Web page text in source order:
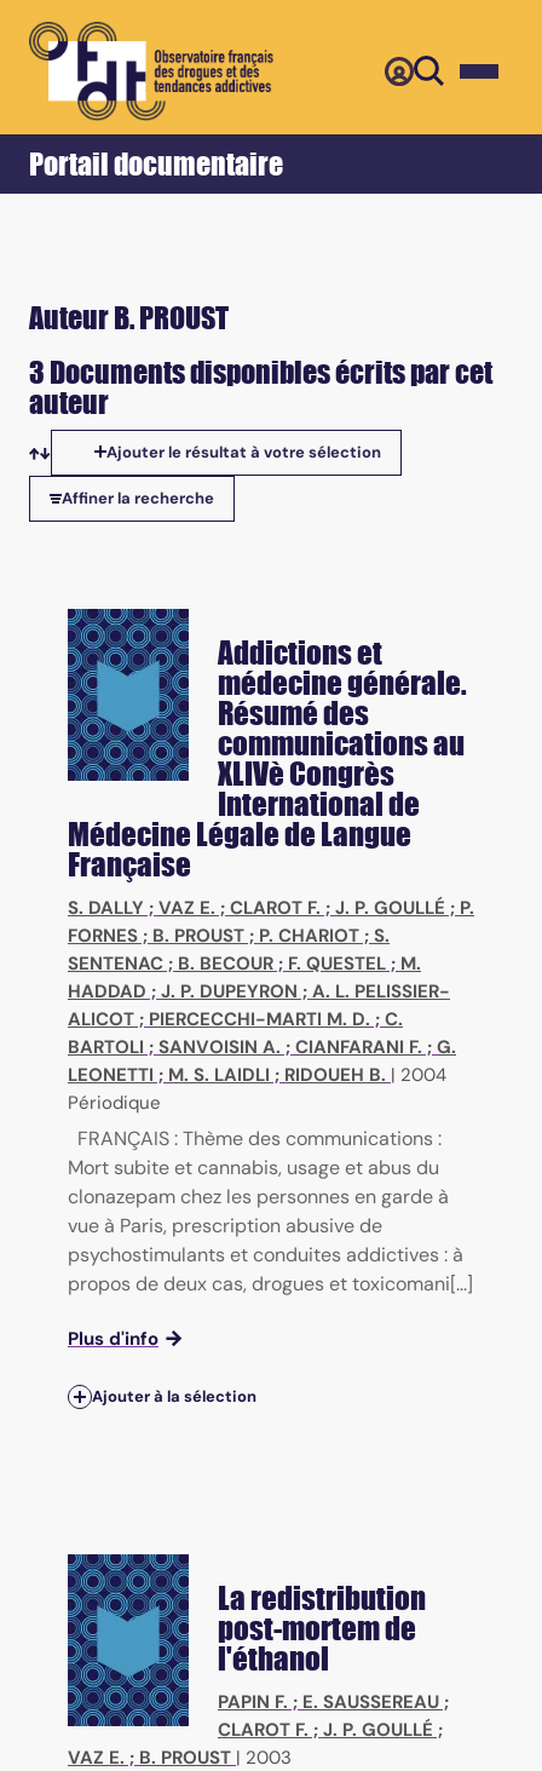
Portail documentaire
Accueil Retour
Auteur B. PROUST
3 Documents disponibles écrits par cet
auteur
Tris disponibles
Ajouter le résultat à votre sélection
Affiner la recherche
Addictions et
médecine générale.
Résumé des
communications au
XLIVè Congrès
International de
Médecine Légale de Langue
Française
S. DALLY ; VAZ E. ; CLAROT F. ; J. P. GOULLÉ ; P.
FORNES ; B. PROUST ; P. CHARIOT ; S.
SENTENAC ; B. BECOUR ; F. QUESTEL ; M.
HADDAD ; J. P. DUPEYRON ; A. L. PELISSIER-
ALICOT ; PIERCECCHI-MARTI M. D. ; C.
BARTOLI ; SANVOISIN A. ; CIANFARANI F. ; G.
LEONETTI ; M. S. LAIDLI ; RIDOUEH B. | 2004
Périodique
FRANÇAIS : Thème des communications :
Mort subite et cannabis, usage et abus du
clonazepam chez les personnes en garde à
vue à Paris, prescription abusive de
psychostimulants et conduites addictives : à
propos de deux cas, drogues et toxicomani[...]
Plus d'info
Ajouter à la sélection
La redistribution
post-mortem de
l'éthanol
PAPIN F. ; E. SAUSSEREAU ;
CLAROT F. ; J. P. GOULLÉ ;
VAZ E. ; B. PROUST | 2003